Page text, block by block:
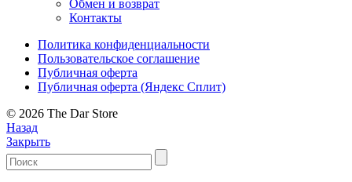
Обмен и возврат
Контакты
Политика конфиденциальности
Пользовательское соглашение
Публичная оферта
Публичная оферта (Яндекс Сплит)
© 2026 The Dar Store
Назад
Закрыть